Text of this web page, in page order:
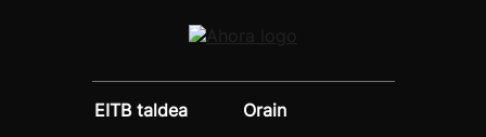
EITB taldea
Orain